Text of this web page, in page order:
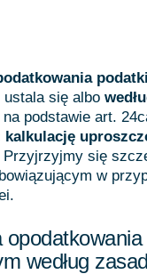
ustala się albo
podstawie art.
kalkulację
się
w
według